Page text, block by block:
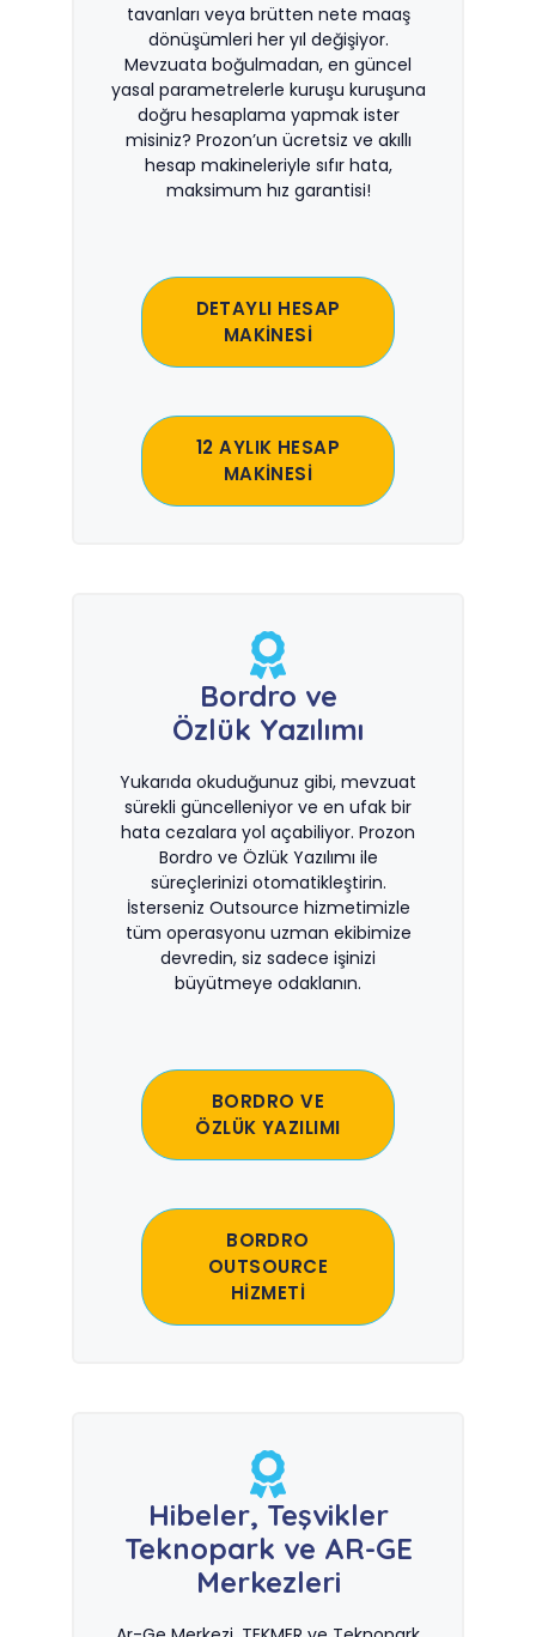
tavanları veya brütten nete maaş
dönüşümleri her yıl değişiyor.
Mevzuata boğulmadan, en güncel
yasal parametrelerle kuruşu kuruşuna
doğru hesaplama yapmak ister
misiniz? Prozon’un ücretsiz ve akıllı
hesap makineleriyle sıfır hata,
maksimum hız garantisi!
DETAYLI HESAP
MAKİNESİ
12 AYLIK HESAP
MAKİNESİ
Bordro ve
Özlük Yazılımı
Yukarıda okuduğunuz gibi, mevzuat
sürekli güncelleniyor ve en ufak bir
hata cezalara yol açabiliyor. Prozon
Bordro ve Özlük Yazılımı ile
süreçlerinizi otomatikleştirin.
İsterseniz Outsource hizmetimizle
tüm operasyonu uzman ekibimize
devredin, siz sadece işinizi
büyütmeye odaklanın.
BORDRO VE
ÖZLÜK YAZILIMI
BORDRO
OUTSOURCE
HİZMETİ
Hibeler, Teşvikler
Teknopark ve AR-GE
Merkezleri